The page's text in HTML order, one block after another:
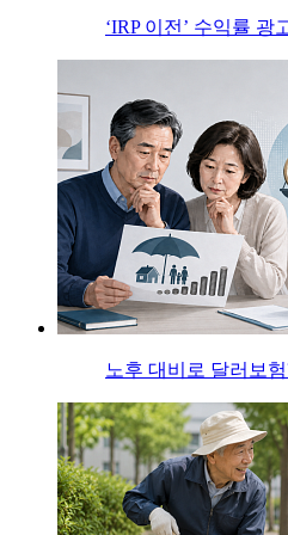
‘IRP 이전’ 수익률 광
노후 대비로 달러보